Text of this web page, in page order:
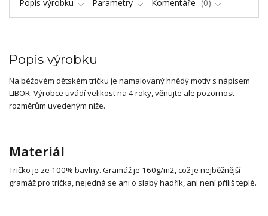
Popis výrobku Parametry Komentáře 0
Popis výrobku
Na béžovém dětském tričku je namalovaný hnědý motiv s nápisem
LIBOR. Výrobce uvádí velikost na 4 roky, věnujte ale pozornost
rozměrům uvedeným níže.
Materiál
Tričko je ze 100% bavlny. Gramáž je 160g/m2, což je nejběžnější
gramáž pro trička, nejedná se ani o slabý hadřík, ani není příliš teplé.